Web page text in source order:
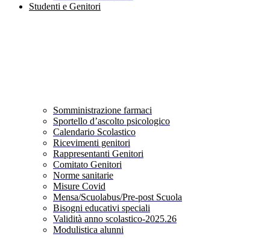
Studenti e Genitori
Somministrazione farmaci
Sportello d’ascolto psicologico
Calendario Scolastico
Ricevimenti genitori
Rappresentanti Genitori
Comitato Genitori
Norme sanitarie
Misure Covid
Mensa/Scuolabus/Pre-post Scuola
Bisogni educativi speciali
Validità anno scolastico-2025.26
Modulistica alunni